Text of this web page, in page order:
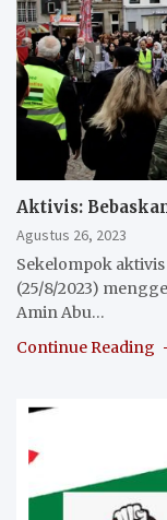
Aktivis:
Agustus 26, 2023
Sekelompok
(25/8/2023)
Amin Abu…
Continue Reading